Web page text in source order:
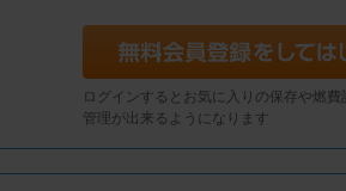
ログインするとお気に入りの保存や燃費
管理が出来るようになります